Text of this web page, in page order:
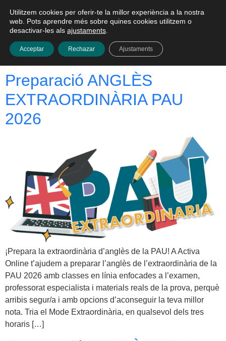
Català
Categoria:Plantillas
Preparació ANGLÈS
EXTRAORDINÀRIA PAU
2026
¡Prepara la extraordinària d’anglès de la PAU! A Activa
Online t’ajudem a preparar l’anglès de l’extraordinària de la
PAU 2026 amb classes en línia enfocades a l’examen,
professorat especialista i materials reals de la prova, perquè
arribis segur/a i amb opcions d’aconseguir la teva millor
nota. Tria el Mode Extraordinària, en qualsevol dels tres
horaris […]
Utilitzem cookies per oferir-te la millor experiència a la nostra
web. Pots aprendre més sobre quines cookies utilitzem o
desactivar-les als ajustaments
Acceptar Rechazar Ajustaments